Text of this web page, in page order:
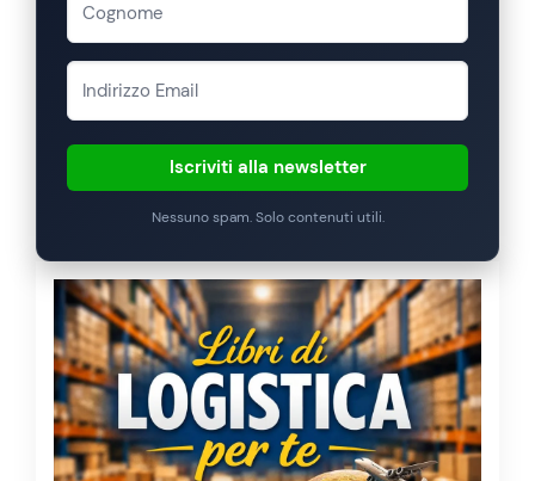
Iscriviti alla newsletter
Nessuno spam. Solo contenuti utili.